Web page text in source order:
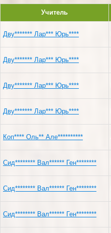
Учитель
Дву******* Лар*** Юрь****
Дву******* Лар*** Юрь****
Дву******* Лар*** Юрь****
Дву******* Лар*** Юрь****
Коп**** Оль** Але**********
Сид******** Вал****** Ген********
Сид******** Вал****** Ген********
Сид******** Вал****** Ген********